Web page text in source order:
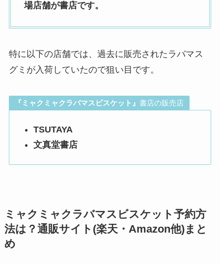
場店舗が書店です。
特に以下の店舗では、過去に販売されたラバマス
グミが入荷していたので狙い目です。
『 ミャクミャクラバマスビスケット 』書店の販売店
TSUTAYA
文真堂書店
ミャクミャクラバマスビスケット予約方
法は？通販サイト(楽天・Amazon他)まと
め